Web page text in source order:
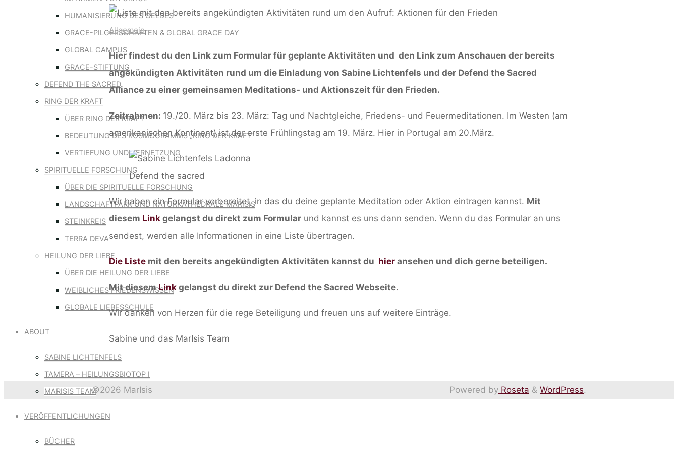
HUMANISIERUNG DES GELDES
GRACE-PILGERSCHAFTEN & GLOBAL GRACE DAY
GLOBAL CAMPUS
GRACE-STIFTUNG
DEFEND THE SACRED
RING DER KRAFT
ÜBER RING DER KRAFT
BEDEUTUNG DES KOSMOGRAMMS „RING DER KRAFT“
VERTIEFUNG UND VERNETZUNG
SPIRITUELLE FORSCHUNG
ÜBER DIE SPIRITUELLE FORSCHUNG
LANDSCHAFTPARK UND NATURKATHEDRALE MARISIS
STEINKREIS
TERRA DEVA
HEILUNG DER LIEBE
ÜBER DIE HEILUNG DER LIEBE
WEIBLICHES FRIEDENSWISSEN
GLOBALE LIEBESSCHULE
ABOUT
SABINE LICHTENFELS
TAMERA – HEILUNGSBIOTOP I
MARISIS TEAM
VERÖFFENTLICHUNGEN
BÜCHER
Allgemein
Hier findest du den Link zum Formular für geplante Aktivitäten und den Link zum Anschauen der bereits
angekündigten Aktivitäten rund um die Einladung von Sabine Lichtenfels und der Defend the Sacred
Alliance zu einer gemeinsamen Meditations- und Aktionszeit für den Frieden.
Zeitrahmen: 19./20. März bis 23. März: Tag und Nachtgleiche, Friedens- und Feuermeditationen. Im Westen (am
amerikanischen Kontinent) ist der erste Frühlingstag am 19. März. Hier in Portugal am 20.März.
Defend the sacred
Wir haben ein Formular vorbereitet, in das du deine geplante Meditation oder Aktion eintragen kannst. Mit
diesem Link gelangst du direkt zum Formular und kannst es uns dann senden. Wenn du das Formular an uns
sendest, werden alle Informationen in eine Liste übertragen.
Die Liste mit den bereits angekündigten Aktivitäten kannst du hier ansehen und dich gerne beteiligen.
Mit diesemLink gelangst du direkt zur Defend the Sacred Webseite.
Wir danken von Herzen für die rege Beteiligung und freuen uns auf weitere Einträge.
Sabine und das MarIsis Team
Powered by Roseta & WordPress.
©2026 MarIsis